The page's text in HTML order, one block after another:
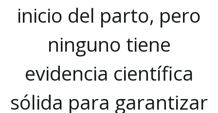
inicio del parto, pero
ninguno tiene
evidencia científica
sólida para garantizar